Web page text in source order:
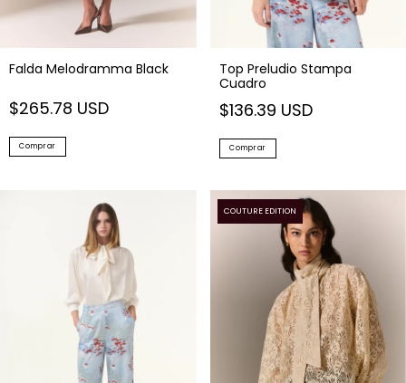
Falda Melodramma Black
$265.78 USD
Comprar
Top Preludio Stampa
Cuadro
$136.39 USD
Comprar
COUTURE EDITION